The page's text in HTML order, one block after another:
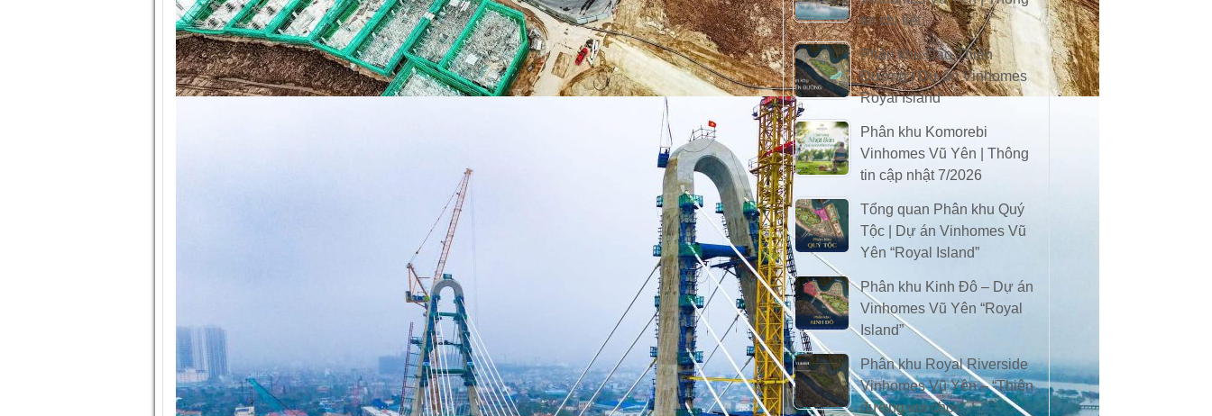
tin chi tiết
Phân khu Đảo Thiên
Đường | Dự án Vinhomes
Royal Island
Phân khu Komorebi
Vinhomes Vũ Yên | Thông
tin cập nhật 7/2026
Tổng quan Phân khu Quý
Tộc | Dự án Vinhomes Vũ
Yên “Royal Island”
Phân khu Kinh Đô – Dự án
Vinhomes Vũ Yên “Royal
Island”
Phân khu Royal Riverside
Vinhomes Vũ Yên – “Thiên
đường vui chơi”